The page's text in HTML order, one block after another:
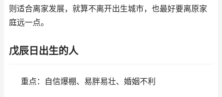
则适合离家发展，就算不离开出生城市，也最好要离原家
庭远一点。
戊辰日出生的人
重点：自信爆棚、易胖易壮、婚姻不利